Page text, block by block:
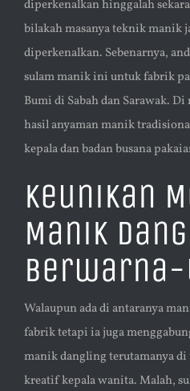
diperkenalkan hinggalah
bilakah masanya teknik
diperkenalkan. Sebenarnya,
sulam manik ini untuk fabrik
Bumi di Sabah dan Sarawak.
hasil anyaman manik
kepala dan badan busana
Keunikan
Manik
Walaupun ada di antaranya
fabrik tetapi ia juga
manik dangling terutamanya
kreatif kepala wanita. Malah,